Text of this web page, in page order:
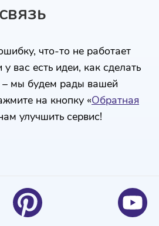
что-то не работает
вас есть идеи, как сделать
– мы будем рады вашей
на кнопку «Обратная
улучшить сервис!